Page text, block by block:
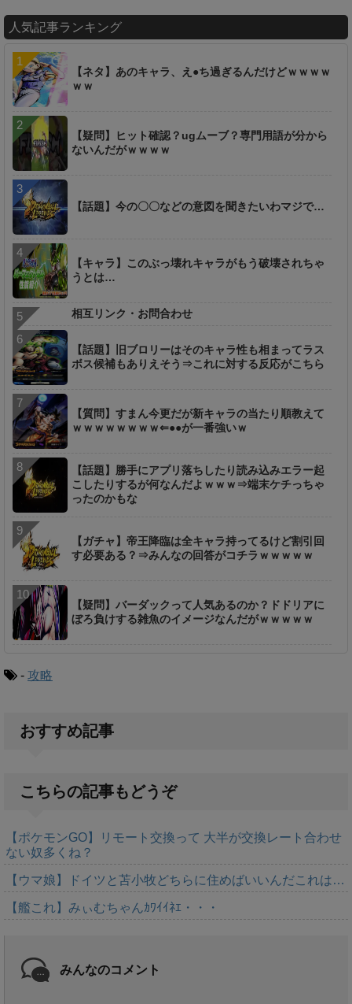
人気記事ランキング
【ネタ】あのキャラ、え●ち過ぎるんだけどｗｗｗｗ
ｗｗ
【疑問】ヒット確認？ugムーブ？専門用語が分から
ないんだがｗｗｗｗ
【話題】今の〇〇などの意図を聞きたいわマジで…
【キャラ】このぶっ壊れキャラがもう破壊されちゃ
うとは…
相互リンク・お問合わせ
【話題】旧ブロリーはそのキャラ性も相まってラス
ボス候補もありえそう⇒これに対する反応がこちら
【質問】すまん今更だが新キャラの当たり順教えて
ｗｗｗｗｗｗｗｗ⇐●●が一番強いｗ
【話題】勝手にアプリ落ちしたり読み込みエラー起
こしたりするが何なんだよｗｗｗ⇒端末ケチっちゃ
ったのかもな
【ガチャ】帝王降臨は全キャラ持ってるけど割引回
す必要ある？⇒みんなの回答がコチラｗｗｗｗｗ
【疑問】バーダックって人気あるのか？ドドリアに
ぼろ負けする雑魚のイメージなんだがｗｗｗｗｗ
- 攻略
おすすめ記事
こちらの記事もどうぞ
【ポケモンGO】リモート交換って 大半が交換レート合わせ
ない奴多くね？
【ウマ娘】ドイツと苫小牧どちらに住めばいいんだこれは…
【艦これ】みぃむちゃんｶﾜｲｲﾈｴ・・・
みんなのコメント